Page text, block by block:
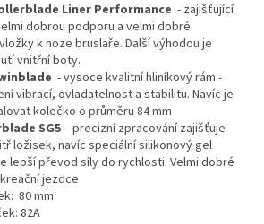
Liner Performance - zajišťující
dobrou podporu a velmi dobré
k noze bruslaře. Další výhodou je
vnitřní boty.
- vysoce kvalitní hliníkový rám -
vibrací, ovladatelnost a stabilitu. Navíc je
kolečko o průměru 84 mm
SG5 - precizní zpracování zajišťuje
ložisek, navíc speciální silikonový gel
lepší převod síly do rychlosti. Velmi dobré
jezdce
80 mm
82A